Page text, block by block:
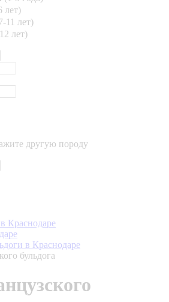
лет)
11 лет)
лет)
другую породу
Краснодаре
в Краснодаре
бульдога